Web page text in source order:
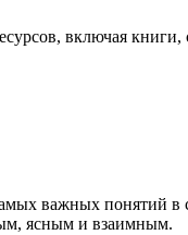
включая
важных понятий в
ясным и взаимным.